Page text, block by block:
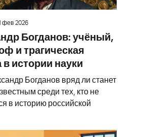
фев 2026
Богданов: учёный,
и трагическая
истории науки
Богданов вряд ли станет
среди тех, кто не
в историю российской